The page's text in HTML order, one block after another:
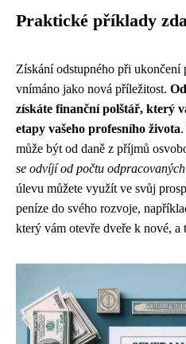
Praktické příklady
Získání odstupného při
vnímáno jako nová příležitost.
získáte finanční polštář, který
etapy vašeho profesního života
může být od daně z příjmů
se odvíjí od počtu
úlevu můžete využít ve svůj
peníze do svého rozvoje,
který vám otevře dveře k nové, a